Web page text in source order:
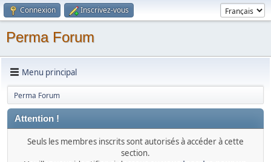
Connexion Inscrivez-vous
Perma Forum
Menu principal
Perma Forum
Attention !
Seuls les membres inscrits sont autorisés à accéder à cette
section.